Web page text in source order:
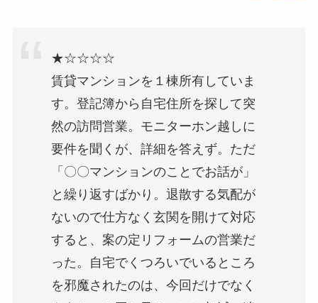
★☆☆☆☆
賃貸マンションを１棟所有していま
す。登記簿から自宅住所を探して突
然の訪問営業。モニターホン越しに
要件を聞くが、詳細を答えず。ただ
「〇〇マンションのことでお話が」
と繰り返すばかり。退散する気配が
ないので仕方なく玄関を開けて対応
すると、案の定リフォームの営業だ
った。自宅でくつろいでいるところ
を邪魔されたのは、今回だけでなく